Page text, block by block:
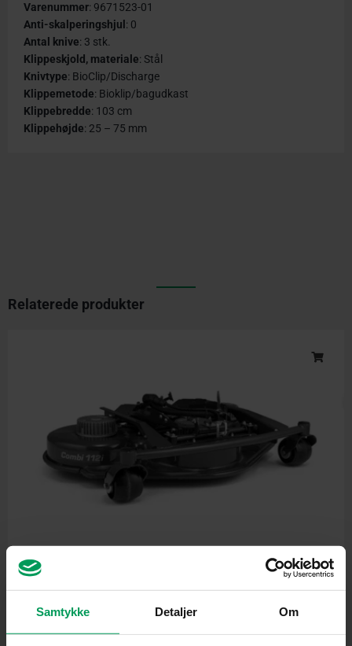
Samtykke Detaljer Om
Varenummer: 9671523-01
Anti-skalperingshjul : 0
Antal knive: 3 stk.
Klippeskjold, materiale: Stål
Knivtype: BioClip/Discharge
Klippemetode: Bioklip/bagudkast
Klippebredde: 103 cm
Klippehøjde: 25 – 75 mm
Relaterede produkter
23.799,00 inkl. moms